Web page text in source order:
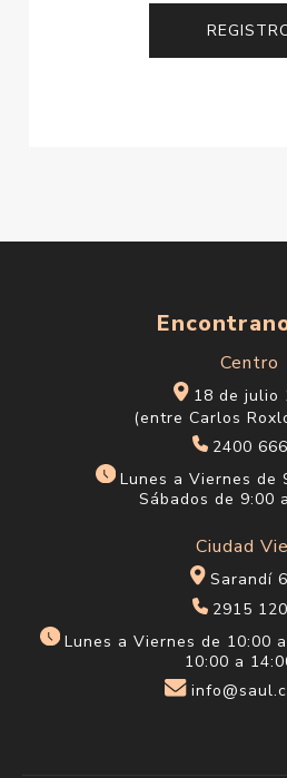
Centro
18 de julio
(entre Carlos
2400
Lunes a Viernes de
Sábados de 9:00
Ciudad
Sarandí
2915
Lunes a Viernes de 10:00
10:00 a